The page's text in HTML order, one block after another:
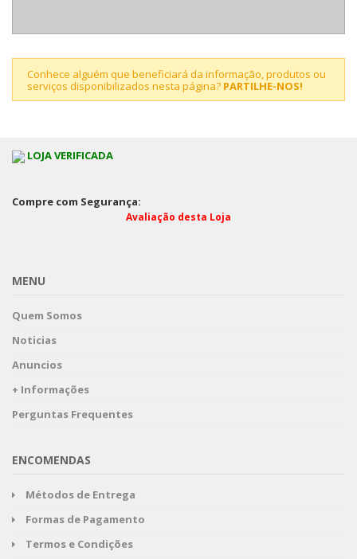
Conhece alguém que beneficiará da informação, produtos ou
serviços disponibilizados nesta página? PARTILHE-NOS!
LOJA VERIFICADA
Compre com Segurança:
Avaliação desta Loja
MENU
Quem Somos
Noticias
Anuncios
+ Informações
Perguntas Frequentes
ENCOMENDAS
Métodos de Entrega
Formas de Pagamento
Termos e Condições